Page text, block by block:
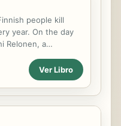
se unen en Y atrás
para mostrar cómo
y se transforma
procesos históricos.
quienes, en cadena,
la posibilidad de...
people kill
year. On the day
Relonen, a
just when he finds
a noise stops
Kemppaine. A
is born.
Ver Libro